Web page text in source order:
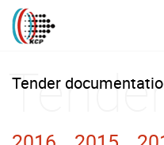
Tender